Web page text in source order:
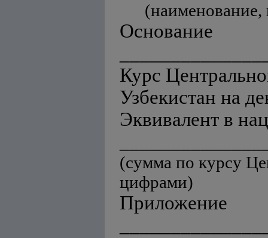
(наименование,
Основание
Курс
Узбекистан на
Эквивалент в
(сумма по курсу
цифрами)
Приложение